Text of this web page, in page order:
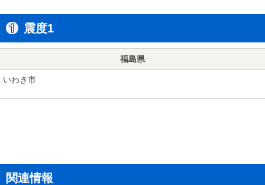
震度1
福島県
いわき市
関連情報